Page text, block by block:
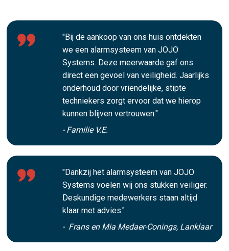
"Bij de aankoop van ons huis ontdekten
we een alarmsysteem van JOJO
Systems. Deze meerwaarde gaf ons
direct een gevoel van veiligheid. Jaarlijks
onderhoud door vriendelijke, stipte
techniekers zorgt ervoor dat we hierop
kunnen blijven vertrouwen."
- Familie V.E.
"Dankzij het alarmsysteem van JOJO
Systems voelen wij ons stukken veiliger.
Deskundige medewerkers staan altijd
klaar met advies."
- Frans en Mia Medaer-Conings, Lanklaar